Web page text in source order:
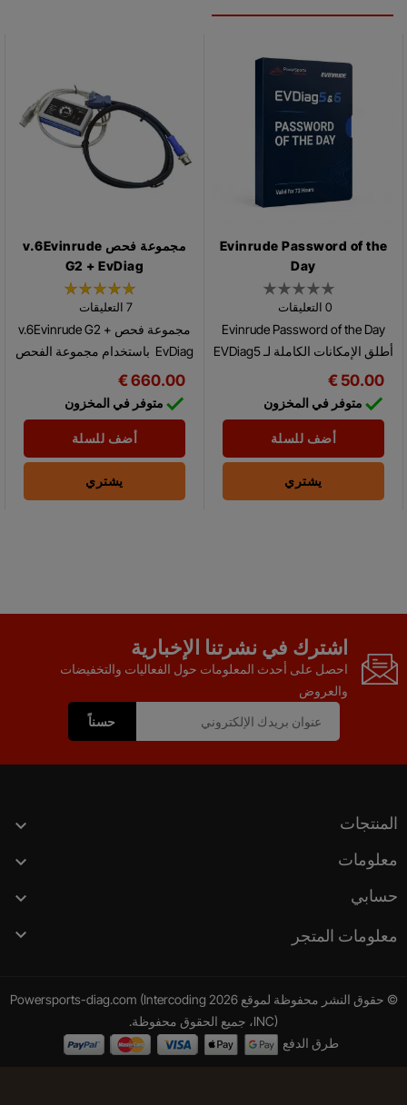
مجموعة فحص v.6Evinrude
G2 + EvDiag
7 التعليقات
مجموعة فحص v.6Evinrude G2 +
EvDiag باستخدام مجموعة الفحص
هذه مع برنامج فحوصات
Evinrude® الحاسوبي، يمكنك
إجراء العديد من الاختبارات
والتحليلات...
660.00 €
 متوفر في المخزون
أضف للسلة
يشتري
Evinrude Password of the
Day
0 التعليقات
Evinrude Password of the Day
أطلق الإمكانات الكاملة لـ EVDiag5
Day، والذي يمنحك تحكمًا أكبر في
عمليات الخدمة والإعداد...
50.00 €
 متوفر في المخزون
أضف للسلة
يشتري
اشترك في نشرتنا الإخبارية
احصل على أحدث المعلومات حول الفعاليات والتخفيضات
والعروض
المنتجات 
معلومات 
حسابي 
معلومات المتجر 
© حقوق النشر محفوظة لموقع 2026 Powersports-diag.com (Intercoding
INC)، جميع الحقوق محفوظة.
طرق الدفع